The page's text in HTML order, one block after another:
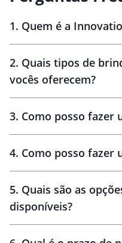
1. Quem é a
Brindes
2. Quais tipos de
vocês oferecem?
3. Como posso fazer
personalização
4. Como posso fazer
amostra virtual
5. Quais são as
disponíveis?